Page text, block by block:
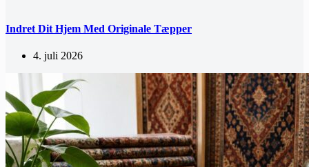
Indret Dit Hjem Med Originale Tæpper
4. juli 2026